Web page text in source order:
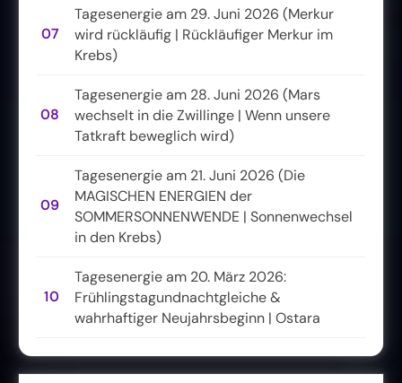
07
Tagesenergie am 29. Juni 2026 (Merkur
wird rückläufig | Rückläufiger Merkur im
Krebs)
08
Tagesenergie am 28. Juni 2026 (Mars
wechselt in die Zwillinge | Wenn unsere
Tatkraft beweglich wird)
09
Tagesenergie am 21. Juni 2026 (Die
MAGISCHEN ENERGIEN der
SOMMERSONNENWENDE | Sonnenwechsel
in den Krebs)
10
Tagesenergie am 20. März 2026:
Frühlingstagundnachtgleiche &
wahrhaftiger Neujahrsbeginn | Ostara